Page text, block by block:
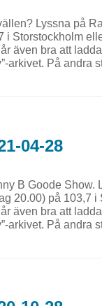
Lyssna på
i Storstockholm
även bra att
arkivet. På andra
04-28
B Goode Show.
20.00) på 103,7
även bra att
arkivet. På andra